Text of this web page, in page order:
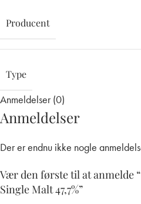
Producent
Type
Anmeldelser (0)
Anmeldelser
Der er endnu ikke nogle
Vær den første til at anmelde
Single Malt 47,7%”